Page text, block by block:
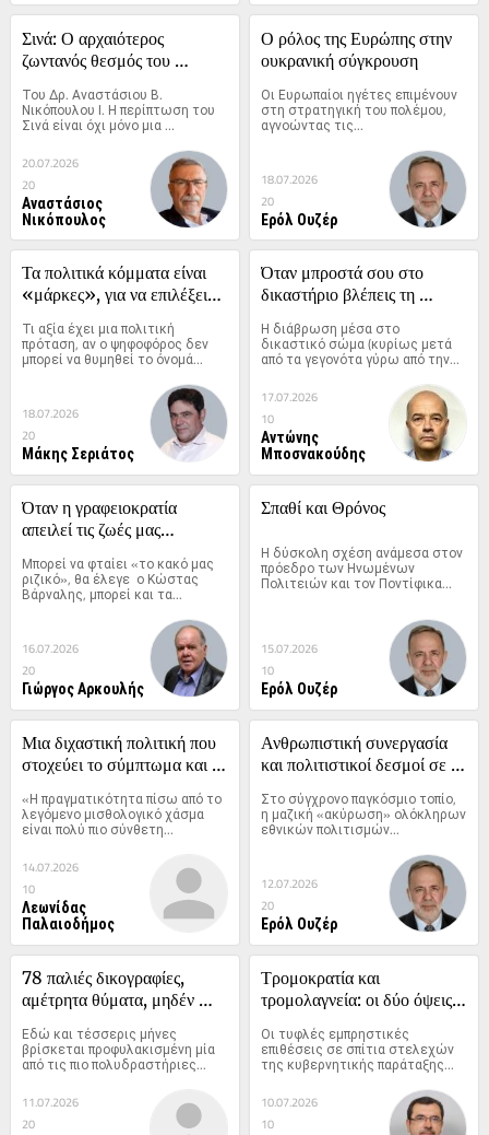
Σινά: Ο αρχαιότερος
ζωντανός θεσμός του
και του Διεθνούς Δικαίου
Του Δρ. Αναστάσιου Β.
Νικόπουλου Ι. Η περίπτωση του
Σινά είναι όχι μόνο μια
20.07.2026
20
Αναστάσιος
Νικόπουλος
Ο ρόλος της Ευρώπης στην
ουκρανική σύγκρουση
Οι Ευρωπαίοι ηγέτες επιμένουν
στη στρατηγική του πολέμου,
αγνοώντας τις...
18.07.2026
20
Ερόλ Ουζέρ
Τα πολιτικά κόμματα είναι
«μάρκες», για να επιλέξεις
Τι αξία έχει μια πολιτική
πρόταση, αν ο ψηφοφόρος δεν
μπορεί να θυμηθεί το όνομά...
18.07.2026
20
Μάκης Σεριάτος
Όταν μπροστά σου στο
δικαστήριο βλέπεις τη
Η διάβρωση μέσα στο
δικαστικό σώμα (κυρίως μετά
από τα γεγονότα γύρω από την...
17.07.2026
10
Αντώνης
Μποσνακούδης
Όταν η γραφειοκρατία
απειλεί τις ζωές μας…
Μπορεί να φταίει «το κακό μας
ριζικό», θα έλεγε  ο Κώστας
Βάρναλης, μπορεί και τα...
16.07.2026
20
Γιώργος Αρκουλής
Σπαθί και Θρόνος
Η δύσκολη σχέση ανάμεσα στον
πρόεδρο των Ηνωμένων
Πολιτειών και τον Ποντίφικα...
15.07.2026
10
Ερόλ Ουζέρ
Μια διχαστική πολιτική που
στοχεύει το σύμπτωμα και
«Η πραγματικότητα πίσω από το
λεγόμενο μισθολογικό χάσμα
είναι πολύ πιο σύνθετη...
14.07.2026
10
Λεωνίδας
Παλαιοδήμος
Ανθρωπιστική συνεργασία
και πολιτιστικοί δεσμοί σε
κόσμο
Στο σύγχρονο παγκόσμιο τοπίο,
η μαζική «ακύρωση» ολόκληρων
εθνικών πολιτισμών...
12.07.2026
20
Ερόλ Ουζέρ
78 παλιές δικογραφίες,
αμέτρητα θύματα, μηδέν
Βιλανάκη επιχειρεί να
«κουμαντάρει» ξανά τις
Εδώ και τέσσερις μήνες
βρίσκεται προφυλακισμένη μία
από τις πιο πολυδραστήριες...
11.07.2026
20
Τρομοκρατία και
τρομολαγνεία: οι δύο όψεις
Οι τυφλές εμπρηστικές
επιθέσεις σε σπίτια στελεχών
της κυβερνητικής παράταξης...
10.07.2026
10